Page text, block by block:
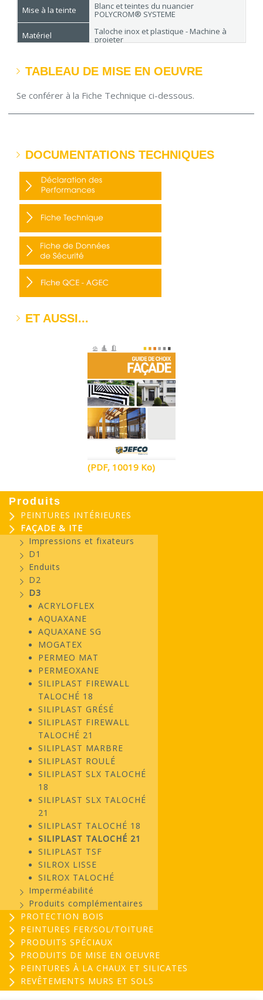
Mise à la teinte
Blanc et teintes du nuancier
POLYCROM® SYSTEME
Matériel
Taloche inox et plastique - Machine à
projeter
Séchage
en surface 5 h - recouvrable 24 h
Conditionnement
25 Kg
TABLEAU DE MISE EN OEUVRE
Se conférer à la Fiche Technique ci-dessous.
DOCUMENTATIONS TECHNIQUES
ET AUSSI...
(PDF, 10019 Ko)
Produits
PEINTURES INTÉRIEURES
FAÇADE & ITE
Impressions et fixateurs
D1
Enduits
D2
D3
ACRYLOFLEX
AQUAXANE
AQUAXANE SG
MOGATEX
PERMEO MAT
PERMEOXANE
SILIPLAST FIREWALL
TALOCHÉ 18
SILIPLAST GRÉSÉ
SILIPLAST FIREWALL
TALOCHÉ 21
SILIPLAST MARBRE
SILIPLAST ROULÉ
SILIPLAST SLX TALOCHÉ
18
SILIPLAST SLX TALOCHÉ
21
SILIPLAST TALOCHÉ 18
SILIPLAST TALOCHÉ 21
SILIPLAST TSF
SILROX LISSE
SILROX TALOCHÉ
Imperméabilité
Produits complémentaires
PROTECTION BOIS
PEINTURES FER/SOL/TOITURE
PRODUITS SPÉCIAUX
PRODUITS DE MISE EN OEUVRE
PEINTURES À LA CHAUX ET SILICATES
REVÊTEMENTS MURS ET SOLS